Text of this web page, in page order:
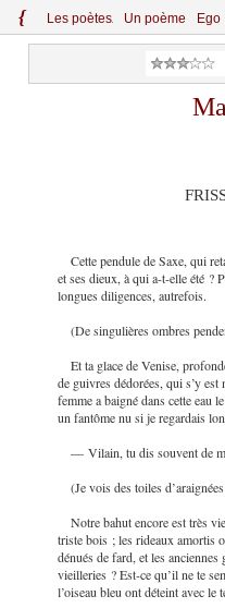
{ Les poètes Un poème Ego
Cette pendule de Saxe, qui
et ses dieux, à qui a-t-elle été ?
longues diligences, autrefois.
(De singulières ombres
Et ta glace de Venise,
de guivres dédorées, qui s’y
femme a baigné dans cette eau
un fantôme nu si je regardais
— Vilain, tu dis souvent de
(Je vois des toiles
Notre bahut encore est très
triste bois ; les rideaux amortis
dénués de fard, et les
vieilleries ? Est-ce qu’il ne te
l’oiseau bleu ont déteintavec le